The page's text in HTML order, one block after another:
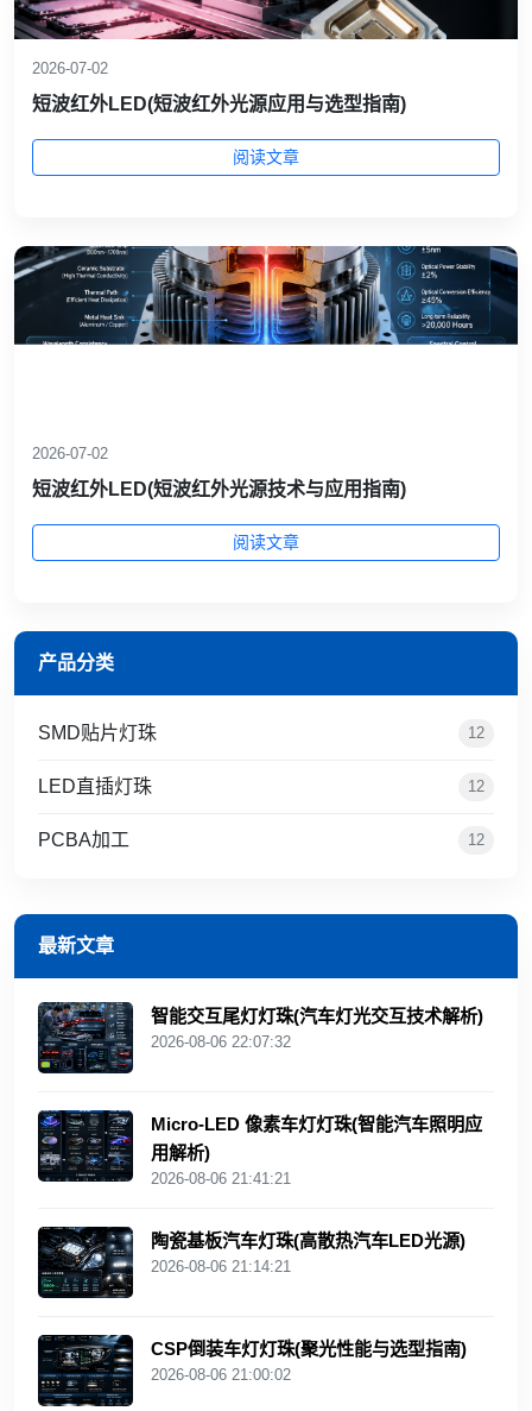
2026-07-02
短波红外LED(短波红外光源应用与选型指南)
阅读文章
2026-07-02
短波红外LED(短波红外光源技术与应用指南)
阅读文章
产品分类
SMD贴片灯珠 12
LED直插灯珠 12
PCBA加工 12
最新文章
智能交互尾灯灯珠(汽车灯光交互技术解析)
2026-08-06 22:07:32
Micro-LED 像素车灯灯珠(智能汽车照明应
用解析)
2026-08-06 21:41:21
陶瓷基板汽车灯珠(高散热汽车LED光源)
2026-08-06 21:14:21
CSP倒装车灯灯珠(聚光性能与选型指南)
2026-08-06 21:00:02